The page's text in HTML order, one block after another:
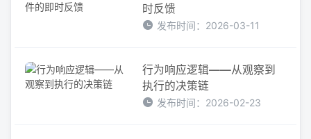
时反馈
发布时间：2026-03-11
行为响应逻辑——从观察到
执行的决策链
发布时间：2026-02-23